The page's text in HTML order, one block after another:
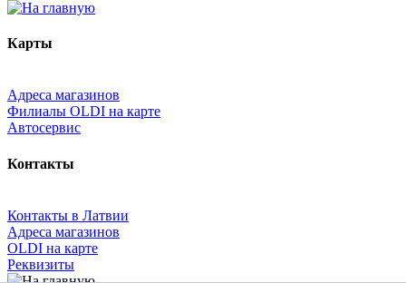
Карты
Адреса магазинов
Филиалы OLDI на карте
Автосервис
Контакты
Контакты в Латвии
Адреса магазинов
OLDI на карте
Реквизиты